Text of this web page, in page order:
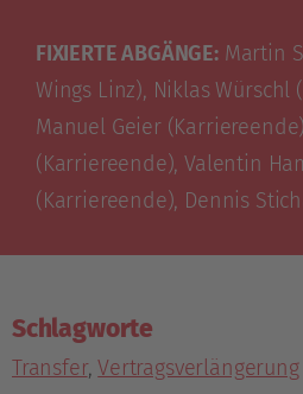
FIXIERTE ABGÄNGE:Martin
Wings Linz), Niklas Würschl
Manuel Geier
(Karriereende), Valentin
(Karriereende), Dennis
Schlagworte
Transfer,Vertragsverlängerung